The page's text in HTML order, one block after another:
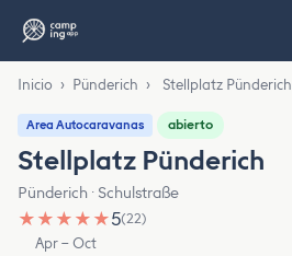
Inicio › Pünderich › Stellplatz Pünderich
Area Autocaravanas abierto
Stellplatz Pünderich
Pünderich · Schulstraße
★ ★ ★ ★ ★5(22)
Apr – Oct